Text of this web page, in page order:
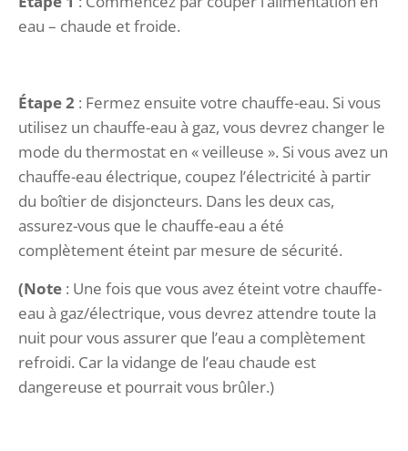
eau – chaude et froide.
Étape 2 : Fermez ensuite votre chauffe-eau. Si vous
utilisez un chauffe-eau à gaz, vous devrez changer le
mode du thermostat en « veilleuse ». Si vous avez un
chauffe-eau électrique, coupez l’électricité à partir
du boîtier de disjoncteurs. Dans les deux cas,
assurez-vous que le chauffe-eau a été
complètement éteint par mesure de sécurité.
(Note : Une fois que vous avez éteint votre chauffe-
eau à gaz/électrique, vous devrez attendre toute la
nuit pour vous assurer que l’eau a complètement
refroidi. Car la vidange de l’eau chaude est
dangereuse et pourrait vous brûler.)